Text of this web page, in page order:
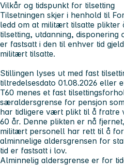
Vilkår og tidspunkt for tilsetting
Tilsetningen skjer i henhold til
ledd om at militært tilsatte plikter
tilsetting, utdanning, disponering
er fastsatt i den til enhver tid
militært tilsatte.
Stillingen lyses ut med fast
tiltredelsesdato 01.08.2026 eller
T60 menes et fast
særaldersgrense for pensjon
har tidligere vært plikt til å fratre
60 år. Denne plikten er nå
militært personell har rett til å
alminnelige aldersgrensen for
tid er fastsatt i lov.
Alminnelig aldersgrense er for